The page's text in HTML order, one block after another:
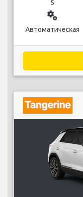
5
miscellaneous_services
Автоматическая